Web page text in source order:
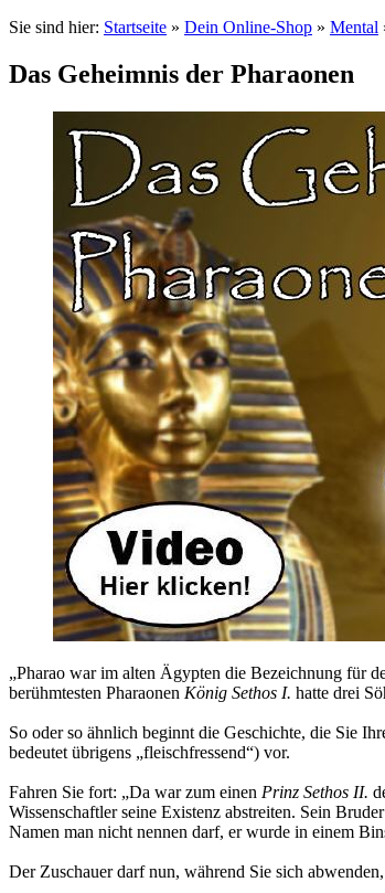
Sie sind hier: Startseite » Dein Online-Shop » Mental
Das Geheimnis der Pharaonen
„Pharao war im alten Ägypten die Bezeichnung für
berühmtesten Pharaonen König Sethos I. hatte drei
So oder so ähnlich beginnt die Geschichte, die Sie
bedeutet übrigens „fleischfressend“) vor.
Fahren Sie fort: „Da war zum einen Prinz Sethos II.
Wissenschaftler seine Existenz abstreiten. Sein Bruder
Namen man nicht nennen darf, er wurde in einem
Der Zuschauer darf nun, während Sie sich